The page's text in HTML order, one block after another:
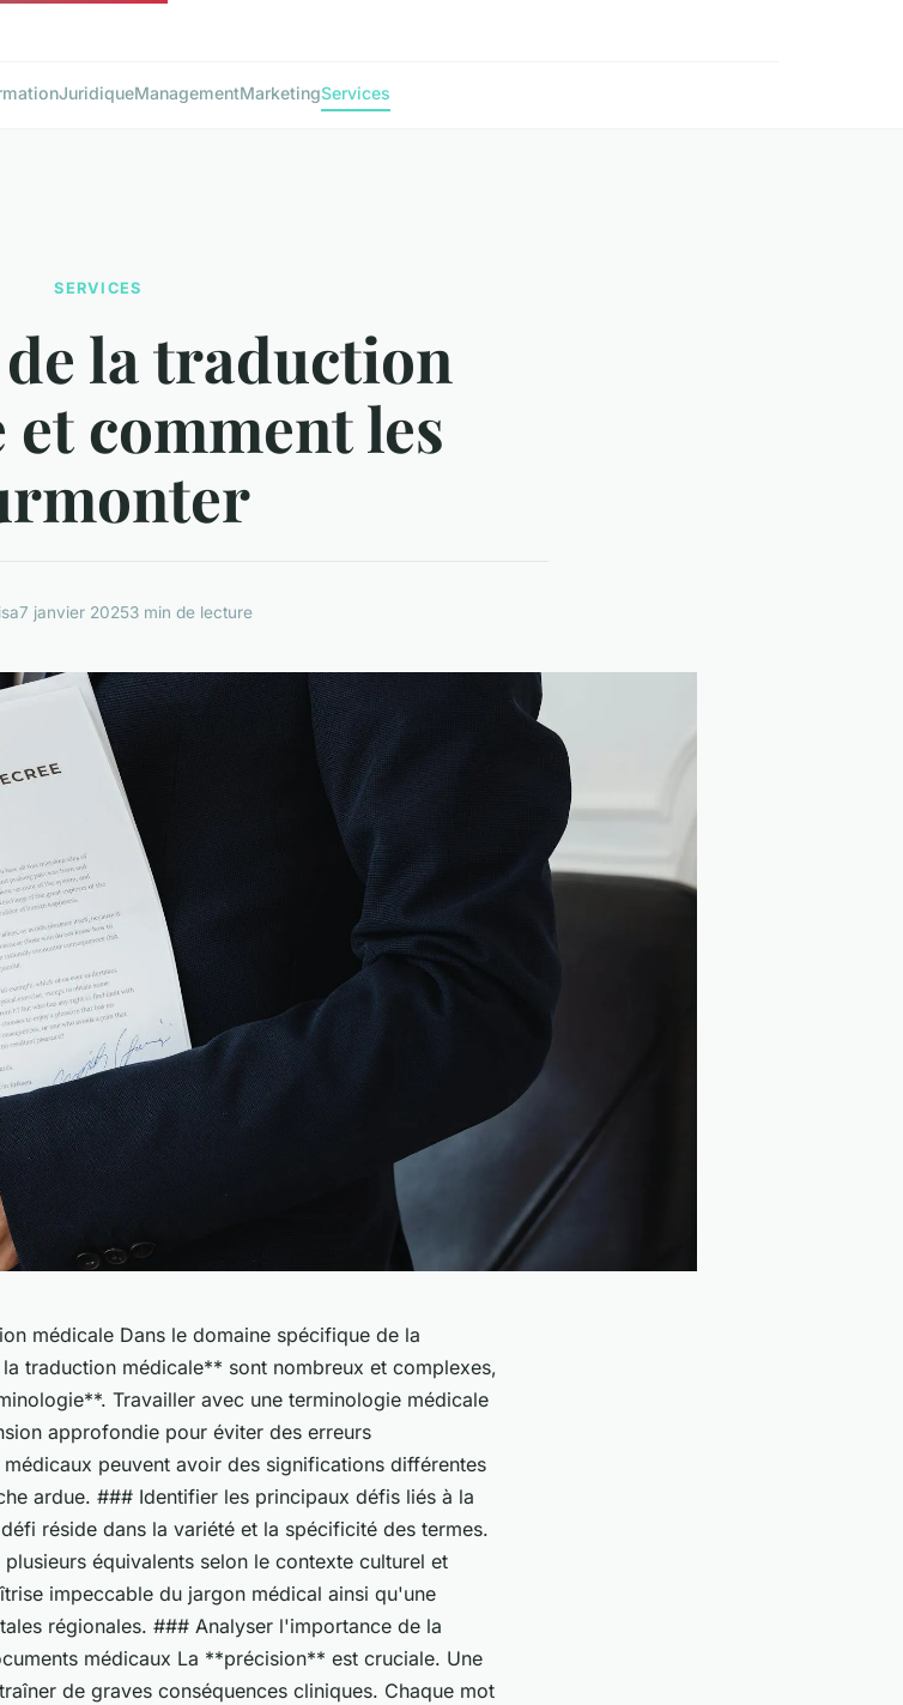
JuridiqueManagementMarketingServices
SERVICES
la traduction
comment les
7 janvier 20253 min de lecture
médicale Dans le domaine spécifique de la
traduction médicale** sont nombreux et complexes,
Travailler avec une terminologie médicale
approfondie pour éviter des erreurs
peuvent avoir des significations différentes
ardue. ### Identifier les principaux défis liés à la
réside dans la variété et la spécificité des termes.
équivalents selon le contexte culturel et
impeccable du jargon médical ainsi qu'une
régionales. ### Analyser l'importance de la
médicaux La **précision** est cruciale. Une
de graves conséquences cliniques. Chaque mot